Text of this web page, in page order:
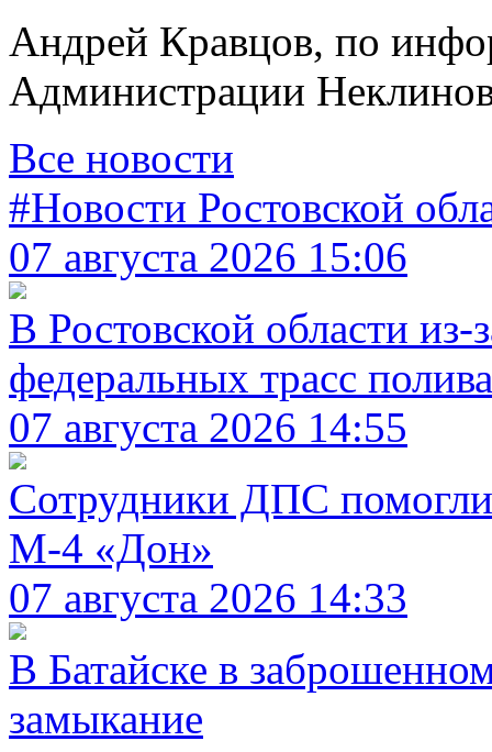
Андрей Кравцов, по
Администрации
Все новости
#Новости Ростовской
07 августа 2026 15:06
В Ростовской области
федеральных трасс
07 августа 2026 14:55
Сотрудники ДПС
М-4 «Дон»
07 августа 2026 14:33
В Батайске в
замыкание